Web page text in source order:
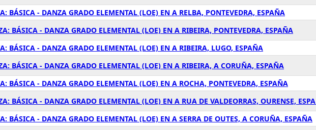
BÁSICA - DANZA GRADO ELEMENTAL (LOE) EN A RELBA, PONTEVEDRA, ESPAÑA
BÁSICA - DANZA GRADO ELEMENTAL (LOE) EN A RIBEIRA, PONTEVEDRA, ESPAÑA
BÁSICA - DANZA GRADO ELEMENTAL (LOE) EN A RIBEIRA, LUGO, ESPAÑA
BÁSICA - DANZA GRADO ELEMENTAL (LOE) EN A RIBEIRA, A CORUÑA, ESPAÑA
BÁSICA - DANZA GRADO ELEMENTAL (LOE) EN A ROCHA, PONTEVEDRA, ESPAÑA
BÁSICA - DANZA GRADO ELEMENTAL (LOE) EN A RUA DE VALDEORRAS, OURENSE,
BÁSICA - DANZA GRADO ELEMENTAL (LOE) EN A SERRA DE OUTES, A CORUÑA, ESPAÑA